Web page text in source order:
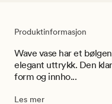
Produktinformasjon
Wave vase har et
elegant uttrykk. Den
form og innho...
Les mer